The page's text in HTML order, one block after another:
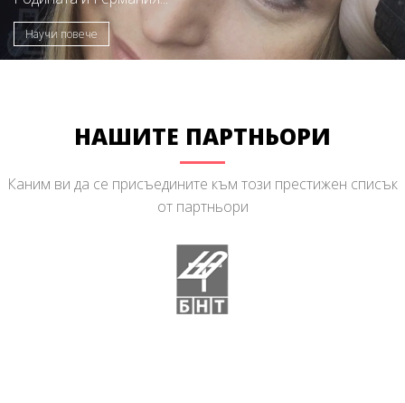
Научи повече
НАШИТЕ ПАРТНЬОРИ
Каним ви да се присъедините към този престижен списък
от партньори